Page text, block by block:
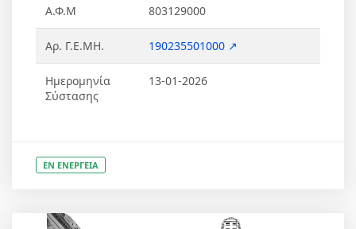
Α.Φ.Μ 803129000
Αρ. Γ.Ε.ΜΗ. 190235501000 ↗
Ημερομηνία
Σύστασης
13-01-2026
ΕΝ ΕΝΕΡΓΕΙΑ